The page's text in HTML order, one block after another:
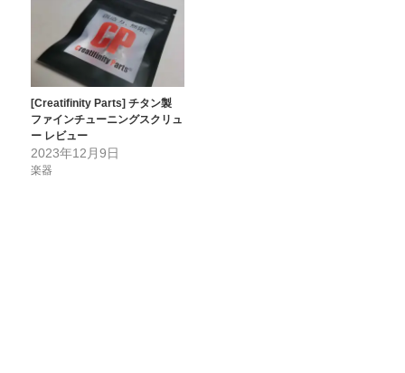
[Creatifinity Parts] チタン製
ファインチューニングスクリュ
ー レビュー
2023年12月9日
楽器